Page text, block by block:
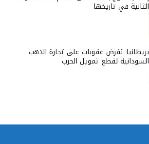
الثانية في تاريخها
بريطانيا تفرض عقوبات على تجارة الذهب
السودانية لقطع تمويل الحرب